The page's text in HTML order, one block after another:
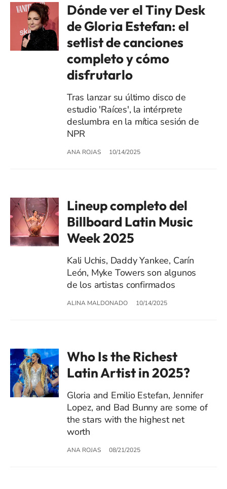
Dónde ver el Tiny Desk
de Gloria Estefan: el
setlist de canciones
completo y cómo
disfrutarlo
Tras lanzar su último disco de
estudio 'Raíces', la intérprete
deslumbra en la mítica sesión de
NPR
ANA ROJAS 10/14/2025
Lineup completo del
Billboard Latin Music
Week 2025
Kali Uchis, Daddy Yankee, Carín
León, Myke Towers son algunos
de los artistas confirmados
ALINA MALDONADO 10/14/2025
Who Is the Richest
Latin Artist in 2025?
Gloria and Emilio Estefan, Jennifer
Lopez, and Bad Bunny are some of
the stars with the highest net
worth
ANA ROJAS 08/21/2025